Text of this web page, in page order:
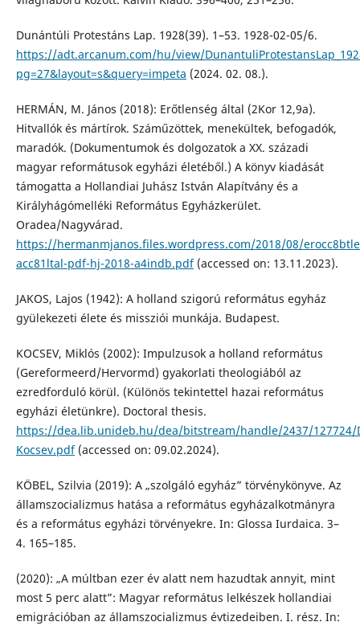
Dunántúli Protestáns Lap. 1928(39). 1–53. 1928-02-05/6.
https://adt.arcanum.com/hu/view/
pg=27&layout=s&query=impeta (2024. 02. 08.).
HERMÁN, M. János (2018): Erőtlenség által (2Kor 12,9a).
Hitvallók és mártírok. Száműzöttek, menekültek, befogadók,
maradók. (Dokumentumok és dolgozatok a XX. századi
magyar reformátusok egyházi életéből.) A könyv kiadását
támogatta a Hollandiai Juhász István Alapítvány és a
Királyhágómelléki Református Egyházkerület.
Oradea/Nagyvárad.
https://hermanmjanos.files.wordpress.com/2018/08/
acc81ltal-pdf-hj-2018-a4indb.pdf(accessed on: 13.11.2023).
JAKOS, Lajos (1942): A holland szigorú református egyház
gyülekezeti élete és missziói munkája. Budapest.
KOCSEV, Miklós (2002): Impulzusok a holland református
(Gereformeerd/Hervormd) gyakorlati theologiából az
ezredforduló körül. (Különös tekintettel hazai református
egyházi életünkre). Doctoral thesis.
https://dea.lib.unideb.hu/dea/bitstream/handle/2437/127724/
Kocsev.pdf(accessed on: 09.02.2024).
KÖBEL, Szilvia (2019): A „szolgáló egyház” törvénykönyve. Az
államszocializmus hatása a református egyházalkotmányra
és a református egyházi törvényekre. In: Glossa Iurdaica. 3–
4. 165–185.
(2020): „A múltban ezer év alatt nem hazudtak annyit, mint
most 5 perc alatt”: Magyar református lelkészek hollandiai
emigrációban az államszocializmus évtizedeiben. I. rész. In: